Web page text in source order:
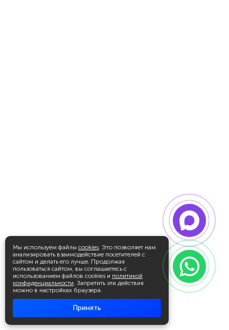
Мы используем файлы cookies. Это позволяет нам
анализировать взаимодействие посетителей с
сайтом и делать его лучше. Продолжая
пользоваться сайтом, вы соглашаетесь с
использованием файлов cookies и политикой
конфиденциальности. Запретить эти действия
можно в настройках браузера.
Принять